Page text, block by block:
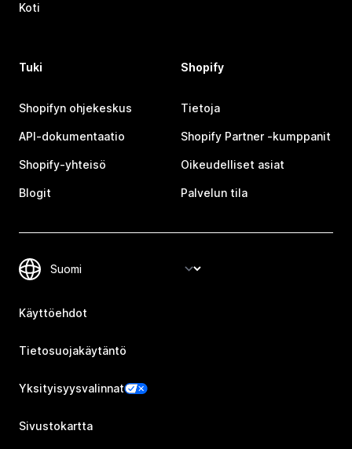
Koti
Tuki
Shopifyn ohjekeskus
API-dokumentaatio
Shopify-yhteisö
Blogit
Shopify
Tietoja
Shopify Partner ‑kumppanit
Oikeudelliset asiat
Palvelun tila
Käyttöehdot
Tietosuojakäytäntö
Yksityisyysvalinnat
Sivustokartta